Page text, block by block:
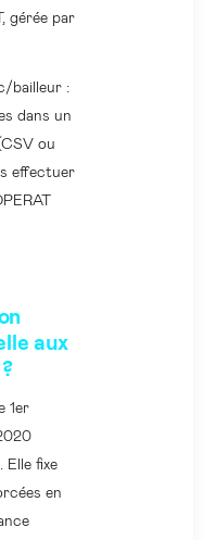
gérée par
bailleur :
dans un
ou
effectuer
aux
1er
Elle fixe
en